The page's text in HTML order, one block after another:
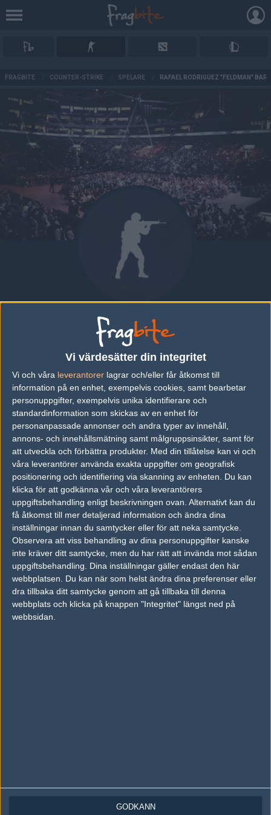
Vi värdesätter din integritet
Vi och våra leverantorer lagrar och/eller får åtkomst till
information på en enhet, exempelvis cookies, samt bearbetar
personuppgifter, exempelvis unika identifierare och
standardinformation som skickas av en enhet för
personanpassade annonser och andra typer av innehåll,
annons- och innehållsmätning samt målgruppsinsikter, samt för
att utveckla och förbättra produkter. Med din tillåtelse kan vi och
våra leverantörer använda exakta uppgifter om geografisk
positionering och identifiering via skanning av enheten. Du kan
klicka för att godkänna vår och våra leverantörers
uppgiftsbehandling enligt beskrivningen ovan. Alternativt kan du
få åtkomst till mer detaljerad information och ändra dina
inställningar innan du samtycker eller för att neka samtycke.
Observera att viss behandling av dina personuppgifter kanske
inte kräver ditt samtycke, men du har rätt att invända mot sådan
uppgiftsbehandling. Dina inställningar gäller endast den här
webbplatsen. Du kan när som helst ändra dina preferenser eller
dra tillbaka ditt samtycke genom att gå tillbaka till denna
webbplats och klicka på knappen "Integritet" längst ned på
webbsidan.
GODKÄNN
FRAGBITE COUNTER-STRIKE SPELARE RAFAEL RODRIGUEZ "FELDMAN"
Rafael Rodriguez "FeldmaN"
Barroso
Översikt Bio
Senaste matcherna
Inga spelade matcher
Följ oss i social media
Följ oss på Facebook
Följ oss på Twitter
Följ oss på Instagram
Följ oss på Twitch
Information
Alla åsikter uttryckta på Fragbite representerar varje enskild skribent och